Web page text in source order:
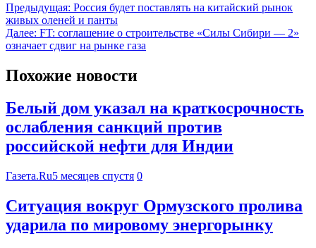
Предыдущая: Россия будет поставлять на китайский рынок
живых оленей и панты
Далее: FT: соглашение о строительстве «Силы Сибири — 2»
означает сдвиг на рынке газа
Похожие новости
Белый дом указал на краткосрочность
ослабления санкций против
российской нефти для Индии
Газета.Ru5 месяцев спустя 0
Ситуация вокруг Ормузского пролива
ударила по мировому энергорынку